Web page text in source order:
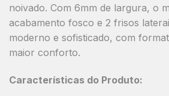
noivado. Com 6mm de largura, o
acabamento fosco e 2 frisos
moderno e sofisticado, com
maior conforto.
Características do Produto: